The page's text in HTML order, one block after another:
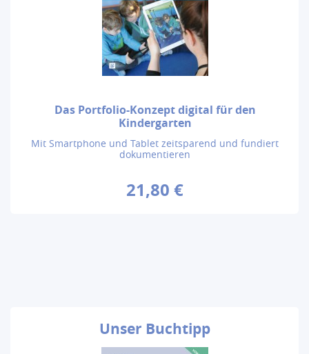
Das Portfolio-Konzept digital für den
Kindergarten
Mit Smartphone und Tablet zeitsparend und fundiert
dokumentieren
21,80 €
Unser Buchtipp